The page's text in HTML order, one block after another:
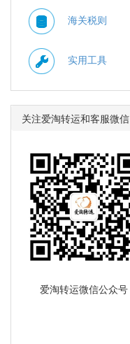
海关税则
实用工具
关注爱淘转运和客服微信
爱淘转运微信公众号